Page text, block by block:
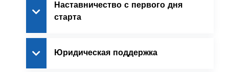
Наставничество с первого дня
старта
Юридическая поддержка